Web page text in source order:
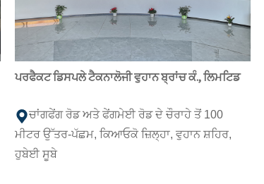
ਪਰਫੈਕਟ ਡਿਸਪਲੇ ਟੈਕਨਾਲੋਜੀ ਵੁਹਾਨ ਬ੍ਰਾਂਚ ਕੰ., ਲਿਮਟਿਡ
ਚਾਂਗਫੇਂਗ ਰੋਡ ਅਤੇ ਫੇਂਗਮੇਈ ਰੋਡ ਦੇ ਚੌਰਾਹੇ ਤੋਂ 100
ਮੀਟਰ ਉੱਤਰ-ਪੱਛਮ, ਕਿਆਓਕੋ ਜ਼ਿਲ੍ਹਾ, ਵੁਹਾਨ ਸ਼ਹਿਰ,
ਹੁਬੇਈ ਸੂਬੇ